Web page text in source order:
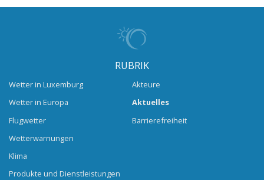
RUBRIK
Wetter in Luxemburg
Wetter in Europa
Flugwetter
Wetterwarnungen
Klima
Produkte und Dienstleistungen
Akteure
Aktuelles
Barrierefreiheit